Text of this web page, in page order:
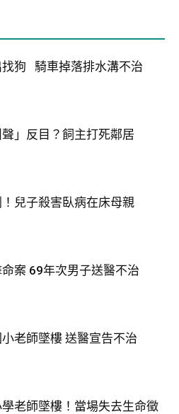
找狗 騎車掉落排水溝不治
」反目？飼主打死鄰居
兒子殺害臥病在床母親
案 69年次男子送醫不治
老師墜樓 送醫宣告不治
老師墜樓！當場失去生命徵